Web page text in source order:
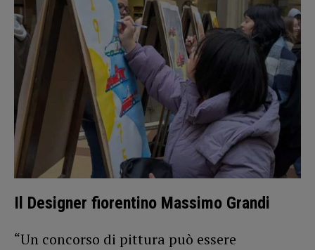
Il Designer fiorentino Massimo Grandi
“Un concorso di pittura può essere